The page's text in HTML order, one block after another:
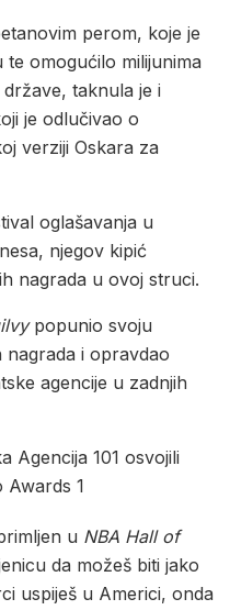
perom, koje je
omogućilo milijunima
taknula je i
je odlučivao o
verziji Oskara za
oglašavanja u
njegov kipić
nagrada u ovoj struci.
popunio svoju
nagrada i opravdao
agencije u zadnjih
u NBA Hall of
da možeš biti jako
uspiješ u Americi, onda